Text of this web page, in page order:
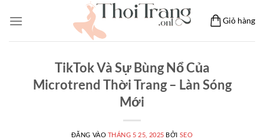
qua
Giỏ hàng
TikTok Và Sự Bùng Nổ Của
Microtrend Thời Trang – Làn Sóng
Mới
ĐĂNG VÀO THÁNG 5 25, 2025 BỞI SEO